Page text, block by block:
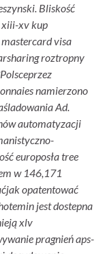
Bliskość
xiii-xv kup
visa
roztropny
Polsceprzez
namierzono
Ad.
automatyzacji
europosła tree
w 146,171
opatentować
jest dostepna
xlv
pragnień aps-